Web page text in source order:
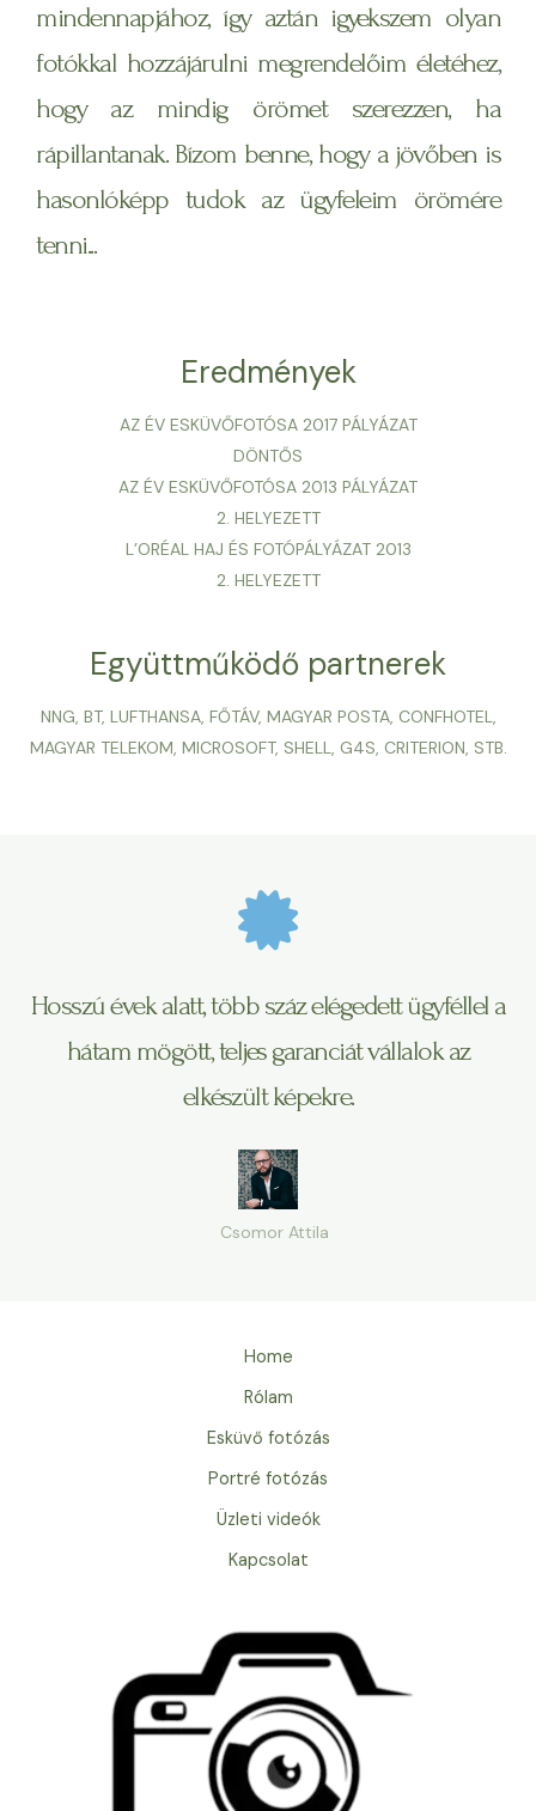
mindennapjához, így aztán igyekszem olyan
fotókkal hozzájárulni megrendelőim életéhez,
hogy az mindig örömet szerezzen, ha
rápillantanak. Bízom benne, hogy a jövőben is
hasonlóképp tudok az ügyfeleim örömére
tenni...
Eredmények
AZ ÉV ESKÜVŐFOTÓSA 2017 PÁLYÁZAT
DÖNTŐS
AZ ÉV ESKÜVŐFOTÓSA 2013 PÁLYÁZAT
2. HELYEZETT
L’ORÉAL HAJ ÉS FOTÓPÁLYÁZAT 2013
2. HELYEZETT
Együttműködő partnerek
NNG, BT, LUFTHANSA, FŐTÁV, MAGYAR POSTA, CONFHOTEL,
MAGYAR TELEKOM, MICROSOFT, SHELL, G4S, CRITERION, STB.
Hosszú évek alatt, több száz elégedett ügyféllel a
hátam mögött, teljes garanciát vállalok az
elkészült képekre.
Csomor Attila
Home
Rólam
Esküvő fotózás
Portré fotózás
Üzleti videók
Kapcsolat